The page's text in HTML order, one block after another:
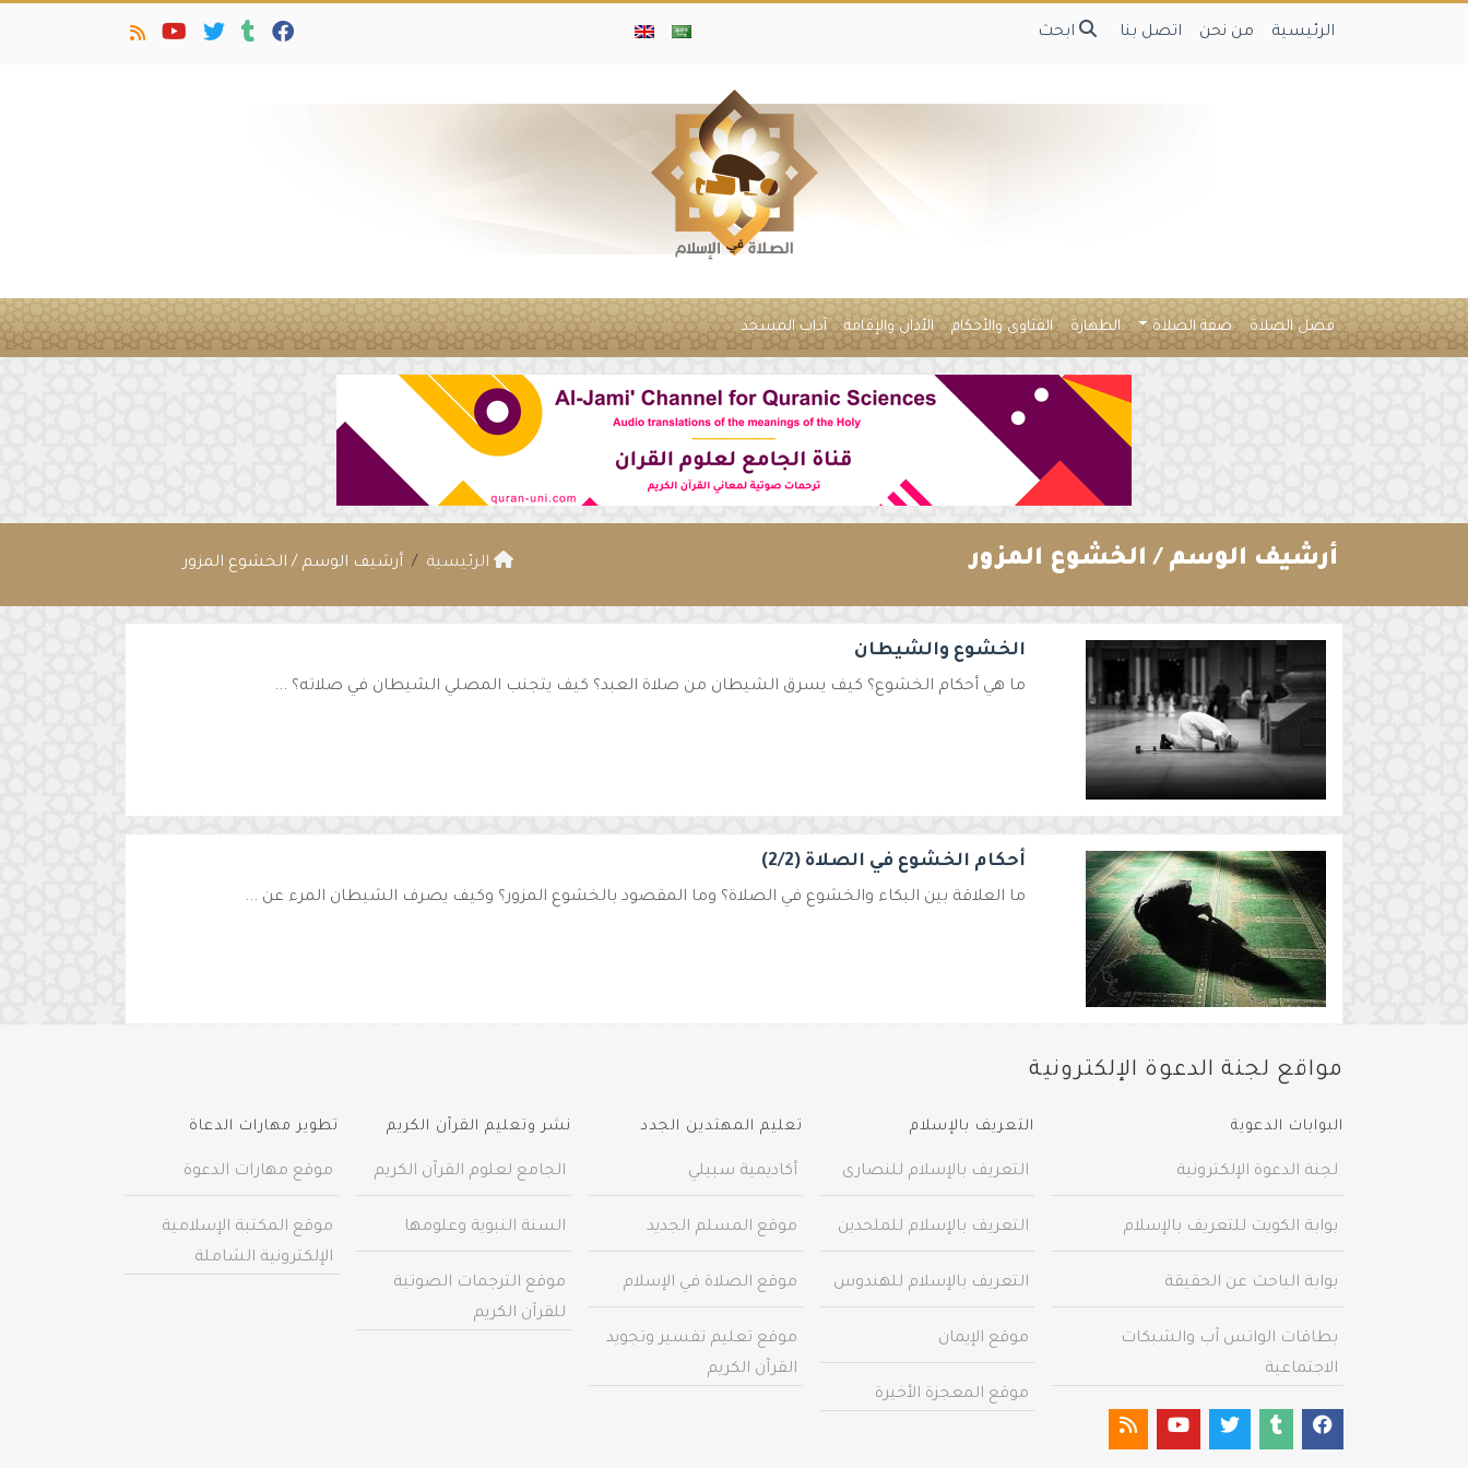
الرئيسية من نحن اتصل بنا ابحث
فضل الصلاة صفة الصلاة الطهارة الفتاوى والأحكام الأذان والإقامة آداب المسجد
أرشيف الوسم / الخشوع المزور الرئيسية أرشيف الوسم / الخشوع المزور
الخشوع والشيطان
ما هي أحكام الخشوع؟ كيف يسرق الشيطان من صلاة العبد؟ كيف يتجنب المصلي الشيطان في صلاته؟ ...
أحكام الخشوع في الصلاة (2/2)
ما العلاقة بين البكاء والخشوع في الصلاة؟ وما المقصود بالخشوع المزور؟ وكيف يصرف الشيطان المرء عن ...
مواقع لجنة الدعوة الإلكترونية
البوابات الدعوية
لجنة الدعوة الإلكترونية
بوابة الكويت للتعريف بالإسلام
بوابة الباحث عن الحقيقة
بطاقات الواتس آب والشبكات
الاجتماعية
التعريف بالإسلام
التعريف بالإسلام للنصارى
التعريف بالإسلام للملحدين
التعريف بالإسلام للهندوس
موقع الإيمان
موقع المعجزة الأخيرة
تعليم المهتدين الجدد
أكاديمية سبيلي
موقع المسلم الجديد
موقع الصلاة في الإسلام
موقع تعليم تفسير وتجويد
القرآن الكريم
نشر وتعليم القرآن الكريم
الجامع لعلوم القرآن الكريم
السنة النبوية وعلومها
موقع الترجمات الصوتية
للقرآن الكريم
تطوير مهارات الدعاة
موقع مهارات الدعوة
موقع المكتبة الإسلامية
الإلكترونية الشاملة